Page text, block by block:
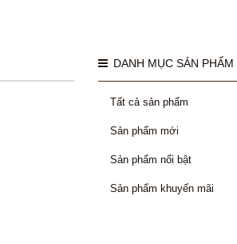
DANH MỤC SẢN PHẨM
Tất cả sản phẩm
Sản phẩm mới
Sản phẩm nổi bật
Sản phẩm khuyến mãi